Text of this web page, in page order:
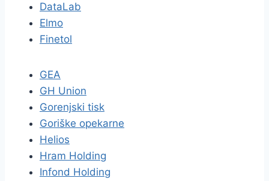
DataLab
Elmo
Finetol
GEA
GH Union
Gorenjski tisk
Goriške opekarne
Helios
Hram Holding
Infond Holding